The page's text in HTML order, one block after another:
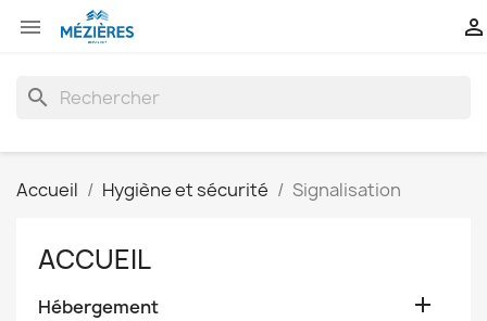
 
search
Accueil Hygiène et sécurité Signalisation
ACCUEIL
Hébergement 